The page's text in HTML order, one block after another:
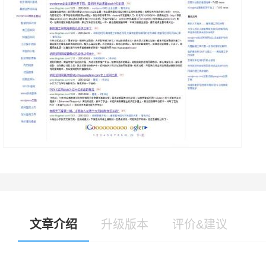
文章介绍 升级版本 评价&建议